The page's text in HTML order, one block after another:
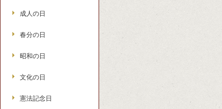
成人の日
春分の日
昭和の日
文化の日
憲法記念日